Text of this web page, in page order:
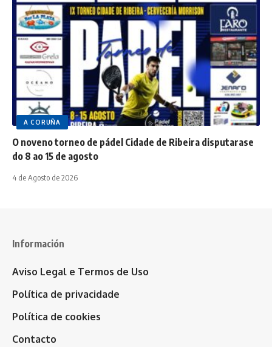
A CORUÑA
O noveno torneo de pádel Cidade de Ribeira disputarase
do 8 ao 15 de agosto
4 de Agosto de 2026
Información
Aviso Legal e Termos de Uso
Política de privacidade
Política de cookies
Contacto